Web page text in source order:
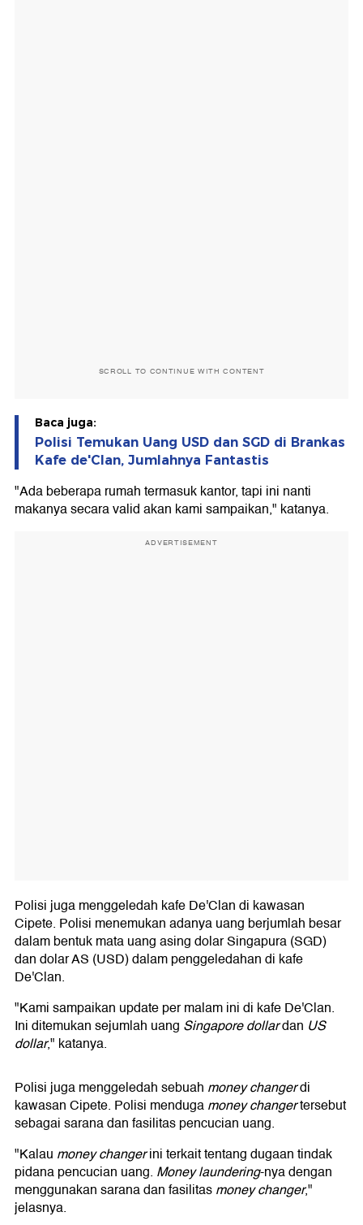
SCROLL TO CONTINUE WITH CONTENT
Baca juga:
Polisi Temukan Uang USD dan SGD di Brankas
Kafe de'Clan, Jumlahnya Fantastis
"Ada beberapa rumah termasuk kantor, tapi ini nanti
makanya secara valid akan kami sampaikan," katanya.
ADVERTISEMENT
Polisi juga menggeledah kafe De'Clan di kawasan
Cipete. Polisi menemukan adanya uang berjumlah besar
dalam bentuk mata uang asing dolar Singapura (SGD)
dan dolar AS (USD) dalam penggeledahan di kafe
De'Clan.
"Kami sampaikan update per malam ini di kafe De'Clan.
Ini ditemukan sejumlah uang Singapore dollardan US
dollar," katanya.
Polisi juga menggeledah sebuah money changerdi
kawasan Cipete. Polisi mendugamoney changertersebut
sebagai sarana dan fasilitas pencucian uang.
"Kalau money changerini terkait tentang dugaan tindak
pidana pencucian uang. Money laundering-nya dengan
menggunakan sarana dan fasilitasmoney changer,"
jelasnya.